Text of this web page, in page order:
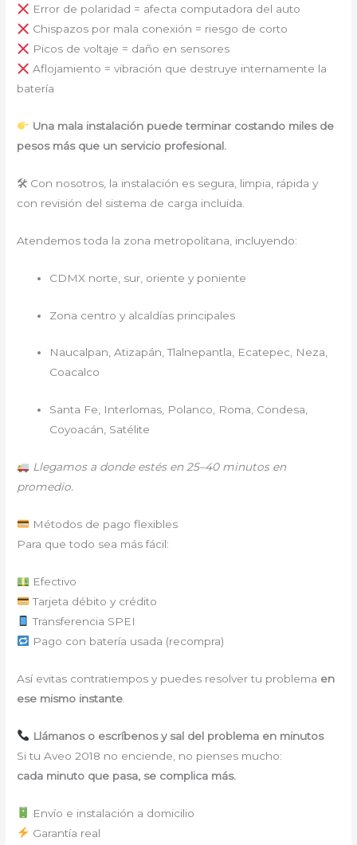
Error de polaridad = afecta computadora del auto
Chispazos por mala conexión = riesgo de corto
Picos de voltaje = daño en sensores
Aflojamiento = vibración que destruye internamente la
batería
Una mala instalación puede terminar costando miles de
pesos más que un servicio profesional.
🛠 Con nosotros, la instalación es segura, limpia, rápida y
con revisión del sistema de carga incluida.
Atendemos toda la zona metropolitana, incluyendo:
CDMX norte, sur, oriente y poniente
Zona centro y alcaldías principales
Naucalpan, Atizapán, Tlalnepantla, Ecatepec, Neza,
Coacalco
Santa Fe, Interlomas, Polanco, Roma, Condesa,
Coyoacán, Satélite
Llegamos a donde estés en 25–40 minutos en
promedio.
Métodos de pago flexibles
Para que todo sea más fácil:
Efectivo
Tarjeta débito y crédito
Transferencia SPEI
Pago con batería usada (recompra)
Así evitas contratiempos y puedes resolver tu problema en
ese mismo instante
Llámanos o escríbenos y sal del problema en minutos
Si tu Aveo 2018 no enciende, no pienses mucho:
cada minuto que pasa, se complica más.
Envío e instalación a domicilio
Garantía real